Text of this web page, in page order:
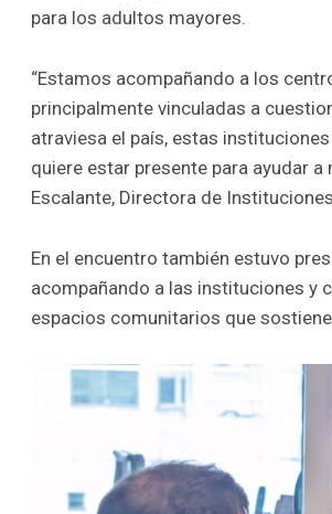
para los adultos mayores.
“Estamos acompañando a los
principalmente vinculadas a
atraviesa el país, estas
quiere estar presente para ayudar
Escalante, Directora de
En el encuentro también estuvo
acompañando a las instituciones y
espacios comunitarios que